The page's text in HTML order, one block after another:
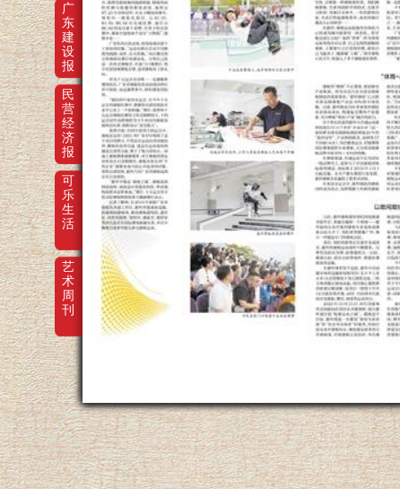
广
东
建
设
报
民
营
经
济
报
可
乐
生
活
艺
术
周
刊